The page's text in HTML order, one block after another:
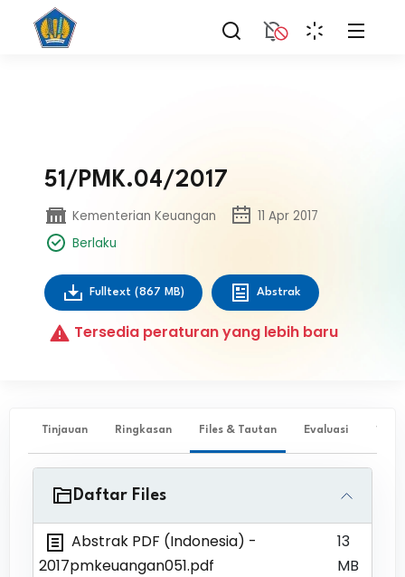
51/PMK.04/2017
Kementerian Keuangan
11 Apr 2017
Berlaku
Fulltext (867 MB) Abstrak
Tersedia peraturan yang lebih baru
Tinjauan Ringkasan Files & Tautan Evaluasi ✨
Daftar Files
Abstrak PDF (Indonesia) -
2017pmkeuangan051.pdf
13
MB